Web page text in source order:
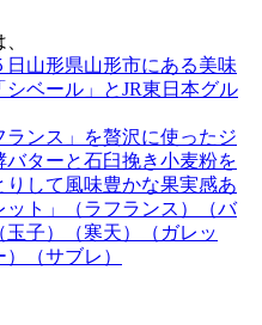
日山形県山形市にある美味
ベール」とJR東日本グル
ンス」を贅沢に使ったジ
ターと石臼挽き小麦粉を
して風味豊かな果実感あ
ト」（ラフランス）（バ
子）（寒天）（ガレッ
（サブレ）